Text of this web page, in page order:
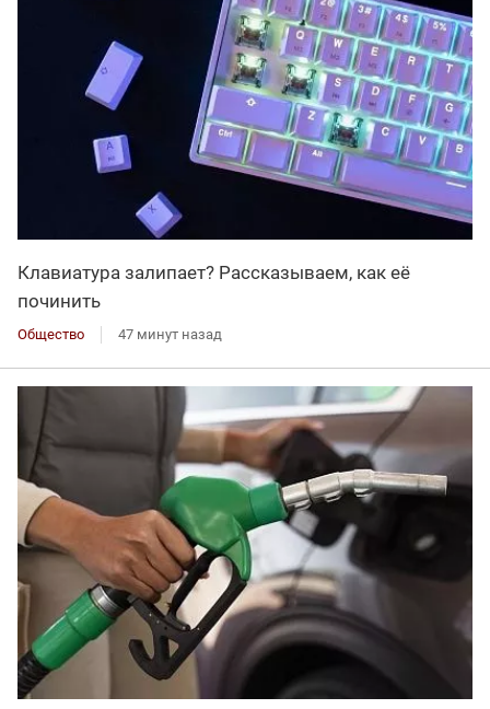
Клавиатура залипает? Рассказываем, как её
починить
Общество 47 минут назад